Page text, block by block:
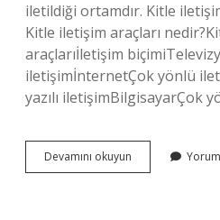
iletildiği ortamdır. Kitle
Kitle iletişim araçları
araçlarıİletişim
iletişimİnternetÇok yönlü
yazılı iletişimBilgisayarÇok
Devamını okuyun
Iletişim